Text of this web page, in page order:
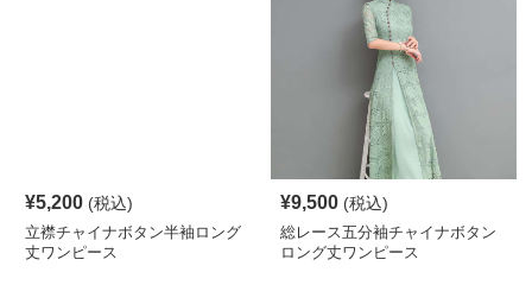
¥5,200 (税込)
立襟チャイナボタン半袖ロング
丈ワンピース
¥9,500 (税込)
総レース五分袖チャイナボタン
ロング丈ワンピース